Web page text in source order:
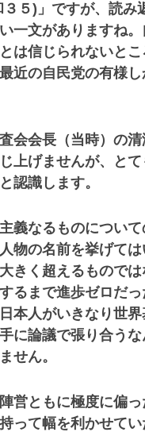
５)」ですが、読み
一文がありますね
は信じられないとこ
近の自民党の有様
会会長（当時）の清
上げませんが、と
認識します。
義なるものについて
物の名前を挙げては
きく超えるもので
るまで進歩ゼロだっ
本人がいきなり世
に論議で張り合う
せん。
営ともに極度に偏っ
って幅を利かせて